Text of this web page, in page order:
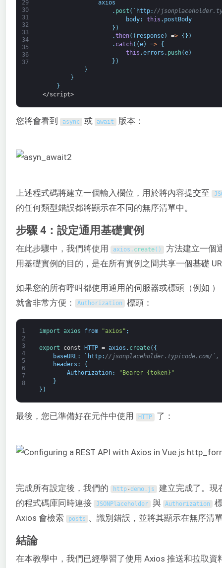
29
30
31
32
33
34
35
36
37
axios
. post ( ` http: //
body: this . postBody
} )
.then( ( response) => { } )
. catch( (e) =>
{
this .errors . push(e)
} )
}
}
}
</script>
您將會看到 async 或 await 版本：
上述程式碼將建立一個輸入欄位，用於將內容提交至
的任何類型錯誤都將顯示在不同的無序清單中。
步驟 4：設定通用基礎實例
在此步驟中，我們將使用 axios . create( ) 方法建立一個
用基礎實例的目的，是在所有實例之間共享一個基礎
如果您的所有呼叫都使用通用的伺服器或標頭（例如
就會非常方便：
Authorization 標頭：
1
2
3
4
5
6
7
8
import axios from "axios" ;
export const HTTP = axios . create( {
baseURL : ` http: //jsonplaceholder.typicode.com/`,
headers :
{
Authorization:
"Bearer {token}"
}
} )
最後，您已準備好在元件中使用 HTTP 了：
完成所有設定後，我們的 http-demo. js 建立完成了。現
的程式碼庫同時連接
JSONPlaceholder 與 Authorization
Axios 會檢索
posts 、識別錯誤，並將其顯示在無序清
結論
在本教學中，我們已經學習了使用 Axios 推送和拉取資